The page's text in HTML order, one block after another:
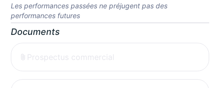
Les performances passées ne préjugent pas des
performances futures
Documents
Prospectus commercial